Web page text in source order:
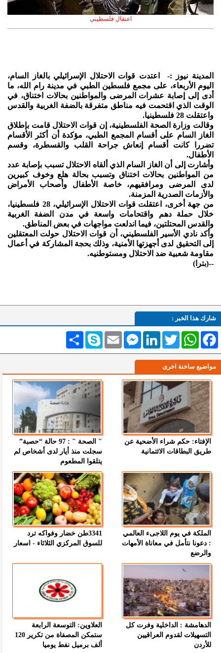
اعتقال فلسطيني
المدينة نيوز :- اعتدت قوات الاحتلال الإسرائيلي بالغاز السام،
اليوم الأربعاء، على مجمع فلسطين الطبي في مدينة رام الله، ما
أدى إلى إصابة عشرات المرضى والمواطنين بحالات اختناق، في
الوقت الذي اقتحمت فيه مناطق متفرقة بالضفة الغربية والقدس
واعتقلت 28 فلسطينيا.
وقالت وزارة الصحة الفلسطينية، إن قوات الاحتلال قامت بإطلاق
الغاز السام على أقسام المجمع الطبي، مؤكدة أن أكثر الأقسام
تضررا كانت أقسام إنعاش جراحة القلب والقسطرة، وقسم
الأطفال.
وأشارت إلى أن الغاز السام الذي ألقاه الاحتلال تسبب بإصابة عدد
من المواطنين بحالات اختناق وتسبب بحالة هلع وخوف كبيرين
لدى المرضى ومرافقيهم، خاصة الأطفال وأصحاب الأمراض
والأزمات الصدرية المزمنة.
من جهة أخرى، اعتقلت قوات الاحتلال الإسرائيلي، 28 فلسطينيا،
خلال حملة دهم واقتحامات واسعة في مدن الضفة الغربية
والقدس المحتلتين، فيما اندلعت مواجهات في بعض المناطق.
وأكد نادي الأسير الفلسطيني، أن قوات الاحتلال حولت المعتقلين
إلى التحقيق لدى أجهزتها الأمنية، وذلك بحجة المشاركة في أعمال
مقاومة شعبية ضد الاحتلال ومستوطنيه.
--(بترا)
شارك هذا الخبر :
انشر Skype Email
MessengerLinkedInTwitterWhatsAppFacebook
مواضيع ساخنة اخرى
الإفتاء: حكم شراء الأضحية عن
طريق البطاقات الائتمانية
" الصحة " : 97 حالة “حصبة”
سجلت منذ أيار لدى أشخاص لم
يتلقوا المطعوم
الملكة في يوم اللاجىء العالمي
: دعونا نتأمل في معاناة الأمهات
والرضع
3341طن خضار وفواكه ترد
للسوق المركزي الثلاثاء - اسعار
الدهامشة : الداخلية وفرت كل
التسهيلات لقدوم العراقيين
للأردن
العلاوين: التوسعة الرابعة
ستمكن المصفاة من تكرير 120
ألف برميل نفط يوميا